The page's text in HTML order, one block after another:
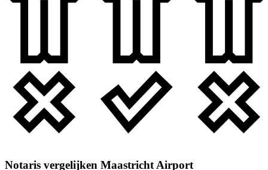
Notaris vergelijken Maastricht Airport